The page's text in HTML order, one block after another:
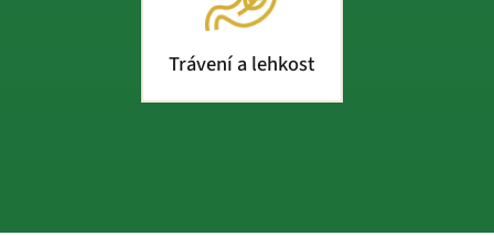
Trávení a lehkost